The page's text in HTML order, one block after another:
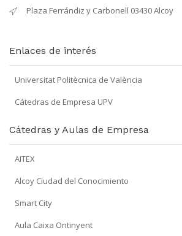
Plaza Ferrándiz y Carbonell 03430 Alcoy
Enlaces de interés
Universitat Politècnica de València
Cátedras de Empresa UPV
Cátedras y Aulas de Empresa
AITEX
Alcoy Ciudad del Conocimiento
Smart City
Aula Caixa Ontinyent